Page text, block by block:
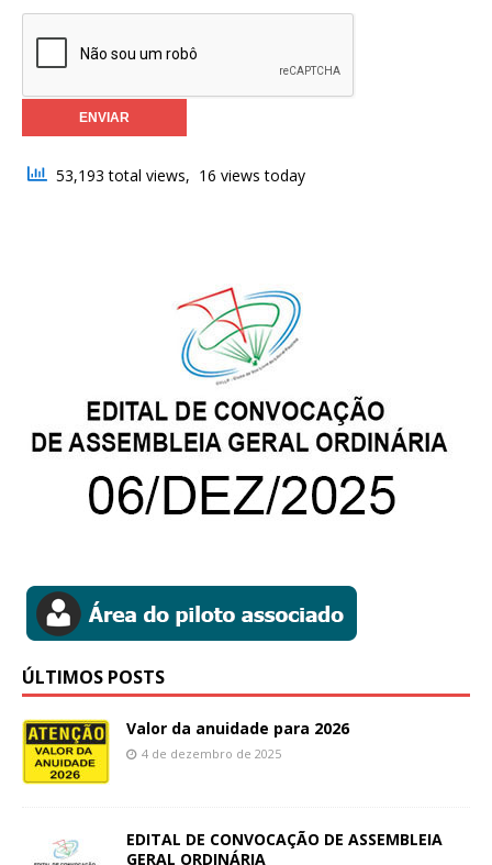
53,193 total views, 16 views today
ÚLTIMOS POSTS
Valor da anuidade para 2026
4 de dezembro de 2025
EDITAL DE CONVOCAÇÃO DE ASSEMBLEIA
GERAL ORDINÁRIA